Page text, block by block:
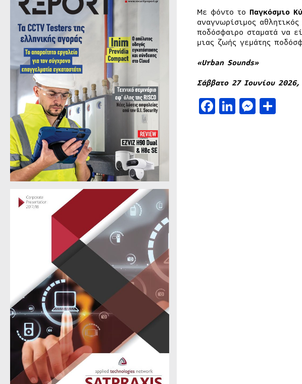
Με φόντο το Παγκόσμιο
αναγνωρίσιμος
ποδόσφαιρο σταματά να
μιας ζωής γεμάτης
«Urban Sounds»
Σάββατο 27 Ιουνίου
Facebook
LinkedIn